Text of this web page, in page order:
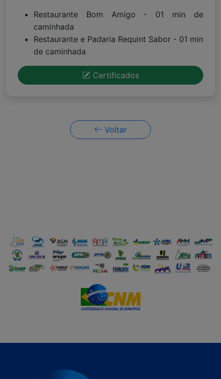
Restaurante Bom Amigo - 01 min de
caminhada
Restaurante e Padaria Requint Sabor - 01 min
de caminhada
Certificados
Voltar